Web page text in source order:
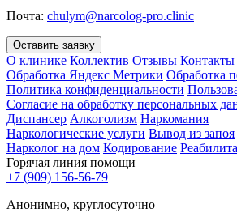
Почта: chulym@narcolog-pro.clinic
Оставить заявку
О клинике Коллектив Отзывы Контакты
Обработка Яндекс Метрики Обработка
Политика конфиденциальности
Согласие на обработку персональных
Диспансер Алкоголизм Наркомания
Наркологические услуги Вывод из запоя
Нарколог на дом Кодирование
Горячая линия помощи
+7 (909) 156-56-79
Анонимно, круглосуточно